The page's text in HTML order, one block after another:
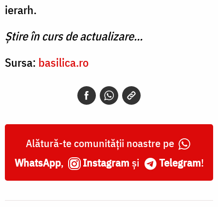
ierarh.
Ştire în curs de actualizare…
Sursa: basilica.ro
Alătură-te comunității noastre pe
WhatsApp, Instagram și Telegram!